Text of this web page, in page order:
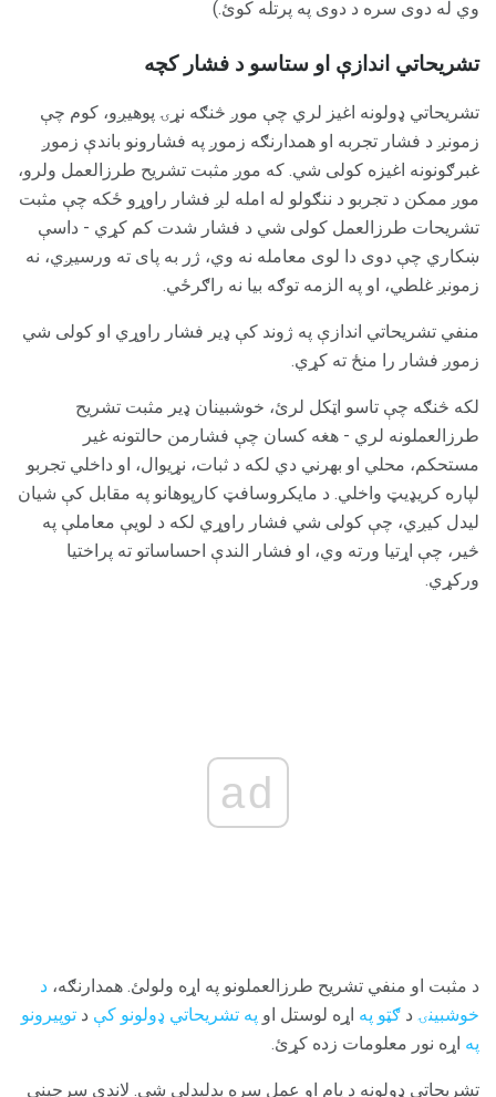
وي له دوی سره د دوی په پرتله کوئ.)
تشریحاتي اندازې او ستاسو د فشار کچه
تشریحاتي ډولونه اغیز لري چې موږ څنګه نړۍ پوهیږو، کوم چې
زمونږ د فشار تجربه او همدارنګه زموږ په فشارونو باندې زموږ
غبرګونونه اغیزه کولی شي. که موږ مثبت تشریح طرزالعمل ولرو،
موږ ممکن د تجربو د ننګولو له امله لږ فشار راوړو ځکه چې مثبت
تشریحات طرزالعمل کولی شي د فشار شدت کم کړي - داسې
ښکاري چې دوی دا لوی معامله نه وي، ژر به پای ته ورسیږي، نه
زمونږ غلطي، او په الزمه توګه بیا نه راګرځي.
منفي تشریحاتي اندازې په ژوند کې ډیر فشار راوړي او کولی شي
زموږ فشار را منځ ته کړي.
لکه څنګه چې تاسو اټکل لرئ، خوشبینان ډیر مثبت تشریح
طرزالعملونه لري - هغه کسان چې فشارمن حالتونه غیر
مستحکم، محلي او بهرني دي لکه د ثبات، نړیوال، او داخلي تجربو
لپاره کریډیټ واخلي. د مایکروسافټ کارپوهانو په مقابل کې شیان
لیدل کیږي، چې کولی شي فشار راوړي لکه د لویې معاملې په
څیر، چې اړتیا ورته وي، او فشار الندې احساساتو ته پراختیا
ورکړي.
ad
د مثبت او منفي تشریح طرزالعملونو په اړه ولولئ. همدارنګه، د
خوشبینۍ د ګټو په اړه لوستل او په تشریحاتي ډولونو کې د توپیرونو
په اړه نور معلومات زده کړئ.
تشریحاتي ډولونه د پام او عمل سره بدلیدلی شي. لاندې سرچینې